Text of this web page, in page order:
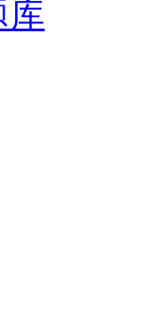
库